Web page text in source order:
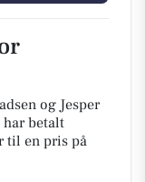
og Jesper
har betalt
til en pris på